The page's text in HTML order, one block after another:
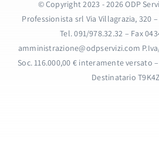
© Copyright 2023 - 2026 ODP
Professionista srl Via Villagrazia, 320 –
Tel. 091/978.32.32 – Fax
amministrazione@odpservizi.com
Soc. 116.000,00 € interamente versato
Destinatario